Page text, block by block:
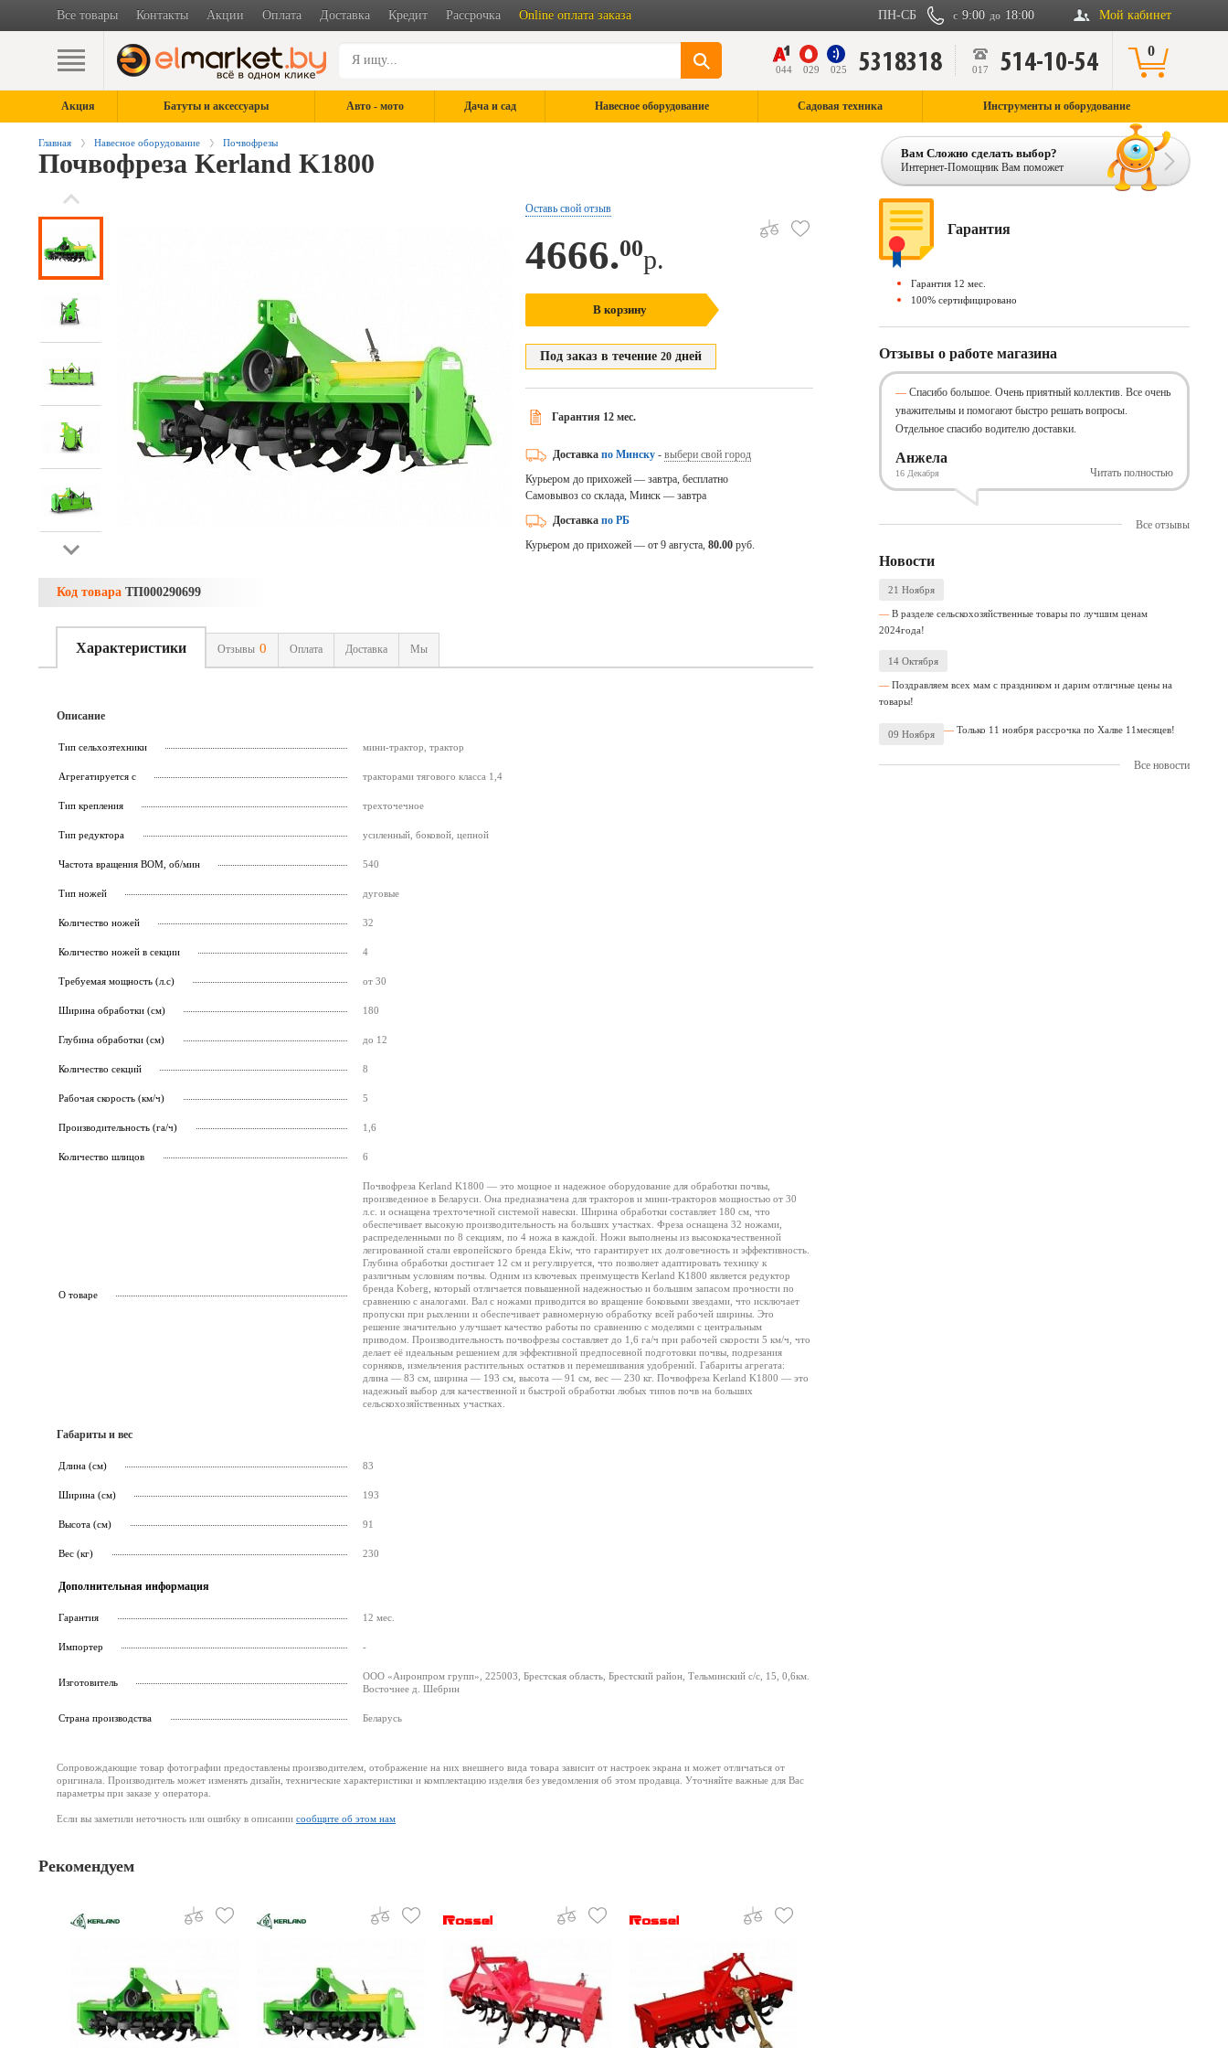
Все товары Контакты Акции Оплата Доставка Кредит Рассрочка Online оплата заказа Мой кабинет
с 9:00 до 18:00
ПН-СБ
044 029 025 5318318 017 514-10-54 0
Акция Батуты и аксессуары Авто - мото Дача и сад Навесное оборудование Садовая техника Инструменты и оборудование
Главная Навесное оборудование Почвофрезы
Почвофреза Kerland K1800 Вам Сложно сделать выбор?
Интернет-Помощник Вам поможет
Оставь свой отзыв
4666.00р.
В корзину
Под заказ в течение 20дней
Гарантия 12 мес.
Доставка по Минску- выбери свой город
Курьером до прихожей — завтра, бесплатно
Самовывоз со склада, Минск — завтра
Доставка по РБ
Курьером до прихожей — от 9 августа, 80.00 руб.
Код товара ТП000290699
Характеристики Отзывы 0 Оплата Доставка Мы
Описание
Тип сельхозтехники мини-трактор, трактор
Агрегатируется с тракторами тягового класса 1,4
Тип крепления трехточечное
Тип редуктора усиленный, боковой, цепной
Частота вращения ВОМ, об/мин 540
Тип ножей дуговые
Количество ножей 32
Количество ножей в секции 4
Требуемая мощность (л.с) от 30
Ширина обработки (см) 180
Глубина обработки (см) до 12
Количество секций 8
Рабочая скорость (км/ч) 5
Производительность (га/ч) 1,6
Количество шлицов 6
О товаре
Почвофреза Kerland K1800 — это мощное и надежное оборудование для обработки почвы,
произведенное в Беларуси. Она предназначена для тракторов и мини-тракторов мощностью от 30
л.с. и оснащена трехточечной системой навески. Ширина обработки составляет 180 см, что
обеспечивает высокую производительность на больших участках. Фреза оснащена 32 ножами,
распределенными по 8 секциям, по 4 ножа в каждой. Ножи выполнены из высококачественной
легированной стали европейского бренда Ekiw, что гарантирует их долговечность и эффективность.
Глубина обработки достигает 12 см и регулируется, что позволяет адаптировать технику к
различным условиям почвы. Одним из ключевых преимуществ Kerland K1800 является редуктор
бренда Koberg, который отличается повышенной надежностью и большим запасом прочности по
сравнению с аналогами. Вал с ножами приводится во вращение боковыми звездами, что исключает
пропуски при рыхлении и обеспечивает равномерную обработку всей рабочей ширины. Это
решение значительно улучшает качество работы по сравнению с моделями с центральным
приводом. Производительность почвофрезы составляет до 1,6 га/ч при рабочей скорости 5 км/ч, что
делает её идеальным решением для эффективной предпосевной подготовки почвы, подрезания
сорняков, измельчения растительных остатков и перемешивания удобрений. Габариты агрегата:
длина — 83 см, ширина — 193 см, высота — 91 см, вес — 230 кг. Почвофреза Kerland K1800 — это
надежный выбор для качественной и быстрой обработки любых типов почв на больших
сельскохозяйственных участках.
Габариты и вес
Длина (см) 83
Ширина (см) 193
Высота (см) 91
Вес (кг) 230
Дополнительная информация
Гарантия 12 мес.
Импортер -
Изготовитель
ООО «Аиронпром групп», 225003, Брестская область, Брестский район, Тельминский с/с, 15, 0,6км.
Восточнее д. Шебрин
Страна производства Беларусь
Сопровождающие товар фотографии предоставлены производителем, отображение на них внешнего вида товара зависит от настроек экрана и может отличаться от
оригинала. Производитель может изменять дизайн, технические характеристики и комплектацию изделия без уведомления об этом продавца. Уточняйте важные для Вас
параметры при заказе у оператора.
Если вы заметили неточность или ошибку в описании сообщите об этом нам
Рекомендуем
Гарантия
Гарантия 12 мес.
100% сертифицировано
Отзывы о работе магазина
Спасибо большое. Очень приятный коллектив. Все очень
уважительны и помогают быстро решать вопросы.
Отдельное спасибо водителю доставки.
Анжела
16 Декабря Читать полностью
Все отзывы
Новости
21 Ноября
В разделе сельскохозяйственные товары по лучшим ценам
2024года!
14 Октября
Поздравляем всех мам с праздником и дарим отличные цены на
товары!
09 Ноября Только 11 ноября рассрочка по Халве 11месяцев!
Все новости